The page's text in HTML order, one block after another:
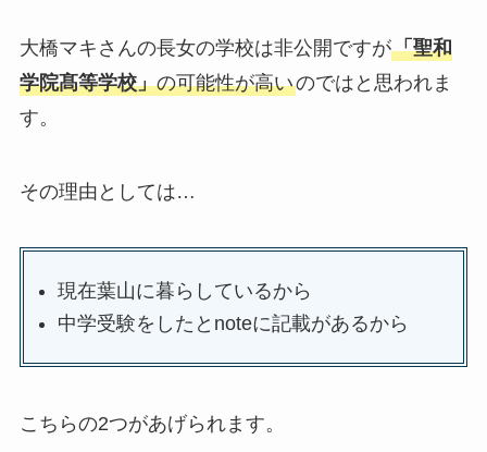
大橋マキさんの長女の学校は非公開ですが「聖和
学院髙等学校」の可能性が高いのではと思われま
す。
その理由としては…
現在葉山に暮らしているから
中学受験をしたとnoteに記載があるから
こちらの2つがあげられます。